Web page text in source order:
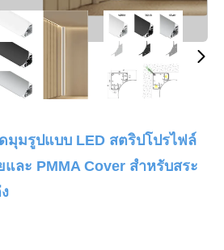
มุมรูปแบบ LED สตริปโปรไฟล์
ละ PMMA Cover สําหรับสระ